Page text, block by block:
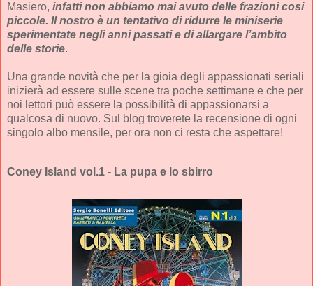
Masiero, infatti non abbiamo mai avuto delle frazioni cosi
piccole. Il nostro è un tentativo di ridurre le miniserie
sperimentate negli anni passati e di allargare l’ambito
delle storie.
Una grande novità che per la gioia degli appassionati seriali
inizierà ad essere sulle scene tra poche settimane e che per
noi lettori può essere la possibilità di appassionarsi a
qualcosa di nuovo. Sul blog troverete la recensione di ogni
singolo albo mensile, per ora non ci resta che aspettare!
Coney Island vol.1 - La pupa e lo sbirro